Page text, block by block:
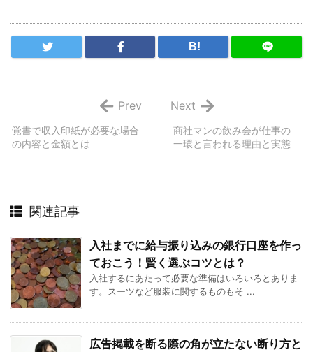
B!
商社マンの飲み会が仕事の
一環と言われる理由と実態
Next
覚書で収入印紙が必要な場合
の内容と金額とは
Prev
関連記事
入社までに給与振り込みの銀行口座を作っ
ておこう！賢く選ぶコツとは？
入社するにあたって必要な準備はいろいろとありま
す。スーツなど服装に関するものもそ ...
広告掲載を断る際の角が立たない断り方と